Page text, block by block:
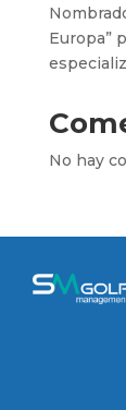
Europa”
No hay